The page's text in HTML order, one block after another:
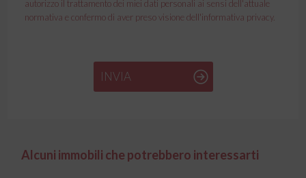
autorizzo il trattamento dei miei dati personali ai sensi dell'attuale
normativa e confermo di aver preso visione dell'informativa privacy.
INVIA
Alcuni immobili che potrebbero interessarti